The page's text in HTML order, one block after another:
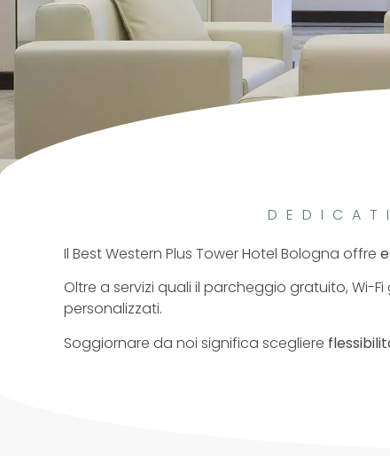
Il Best Western Plus Tower Hotel Bologna offre
Oltre a servizi quali il parcheggio gratuito, Wi-
personalizzati.
Soggiornare da noi significa scegliere